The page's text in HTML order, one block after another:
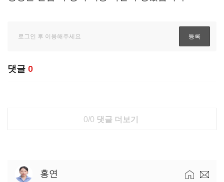
댓글 0
0/0 댓글 더보기
홍연